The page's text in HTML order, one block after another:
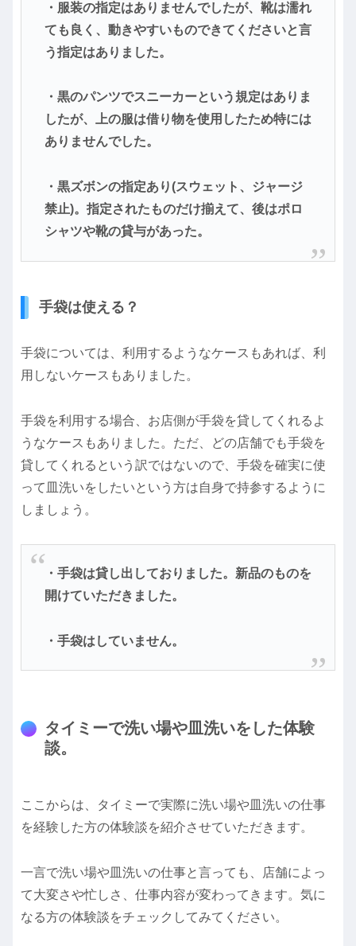
・服装の指定はありませんでしたが、靴は濡れ
ても良く、動きやすいものできてくださいと言
う指定はありました。
・黒のパンツでスニーカーという規定はありま
したが、上の服は借り物を使用したため特には
ありませんでした。
・黒ズボンの指定あり(スウェット、ジャージ
禁止)。指定されたものだけ揃えて、後はポロ
シャツや靴の貸与があった。
手袋は使える？
手袋については、利用するようなケースもあれば、利
用しないケースもありました。
手袋を利用する場合、お店側が手袋を貸してくれるよ
うなケースもありました。ただ、どの店舗でも手袋を
貸してくれるという訳ではないので、手袋を確実に使
って皿洗いをしたいという方は自身で持参するように
しましょう。
・手袋は貸し出しておりました。新品のものを
開けていただきました。
・手袋はしていません。
タイミーで洗い場や皿洗いをした体験
談。
ここからは、タイミーで実際に洗い場や皿洗いの仕事
を経験した方の体験談を紹介させていただきます。
一言で洗い場や皿洗いの仕事と言っても、店舗によっ
て大変さや忙しさ、仕事内容が変わってきます。気に
なる方の体験談をチェックしてみてください。